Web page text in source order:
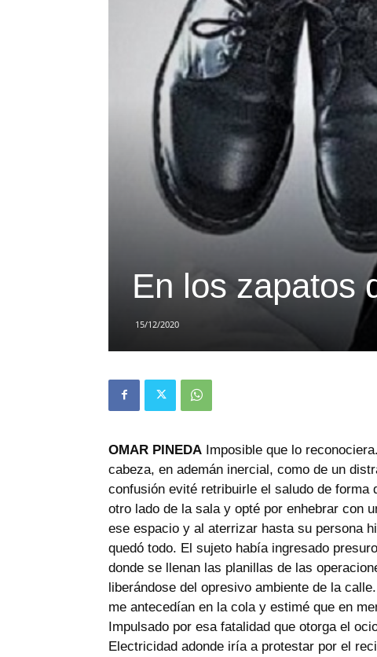
En los zapatos
15/12/2020
OMAR PINEDA Imposible que lo
cabeza, en ademán inercial, como de un
confusión evité retribuirle el saludo de forma
otro lado de la sala y opté por enhebrar con
ese espacio y al aterrizar hasta su persona
quedó todo. El sujeto había ingresado
donde se llenan las planillas de las
liberándose del opresivo ambiente de la
me antecedían en la cola y estimé que en
Impulsado por esa fatalidad que otorga el
Electricidad adonde iría a protestar por el